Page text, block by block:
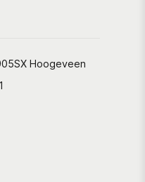
Hoogeveen